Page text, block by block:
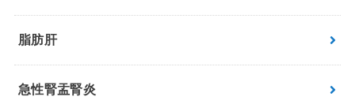
脂肪肝
急性腎盂腎炎